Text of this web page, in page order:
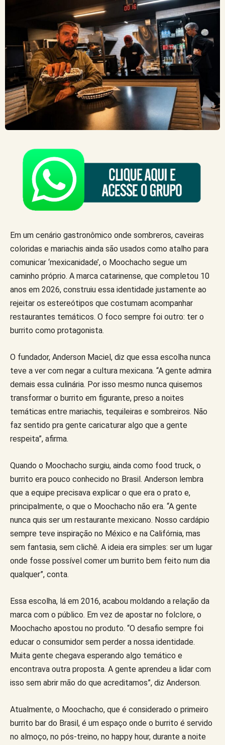
Em um cenário gastronômico onde sombreros, caveiras
coloridas e mariachis ainda são usados como atalho para
comunicar ‘mexicanidade’, o Moochacho segue um
caminho próprio. A marca catarinense, que completou 10
anos em 2026, construiu essa identidade justamente ao
rejeitar os estereótipos que costumam acompanhar
restaurantes temáticos. O foco sempre foi outro: ter o
burrito como protagonista.
O fundador, Anderson Maciel, diz que essa escolha nunca
teve a ver com negar a cultura mexicana. “A gente admira
demais essa culinária. Por isso mesmo nunca quisemos
transformar o burrito em figurante, preso a noites
temáticas entre mariachis, tequileiras e sombreiros. Não
faz sentido pra gente caricaturar algo que a gente
respeita”, afirma.
Quando o Moochacho surgiu, ainda como food truck, o
burrito era pouco conhecido no Brasil. Anderson lembra
que a equipe precisava explicar o que era o prato e,
principalmente, o que o Moochacho não era. “A gente
nunca quis ser um restaurante mexicano. Nosso cardápio
sempre teve inspiração no México e na Califórnia, mas
sem fantasia, sem clichê. A ideia era simples: ser um lugar
onde fosse possível comer um burrito bem feito num dia
qualquer”, conta.
Essa escolha, lá em 2016, acabou moldando a relação da
marca com o público. Em vez de apostar no folclore, o
Moochacho apostou no produto. “O desafio sempre foi
educar o consumidor sem perder a nossa identidade.
Muita gente chegava esperando algo temático e
encontrava outra proposta. A gente aprendeu a lidar com
isso sem abrir mão do que acreditamos”, diz Anderson.
Atualmente, o Moochacho, que é considerado o primeiro
burrito bar do Brasil, é um espaço onde o burrito é servido
no almoço, no pós-treino, no happy hour, durante a noite